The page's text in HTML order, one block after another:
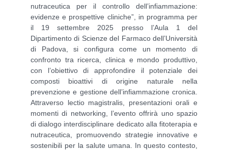
nutraceutica per il controllo dell’infiammazione:
evidenze e prospettive cliniche”, in programma per
il 19 settembre 2025 presso l’Aula 1 del
Dipartimento di Scienze del Farmaco dell’Università
di Padova, si configura come un momento di
confronto tra ricerca, clinica e mondo produttivo,
con l’obiettivo di approfondire il potenziale dei
composti bioattivi di origine naturale nella
prevenzione e gestione dell’infiammazione cronica.
Attraverso lectio magistralis, presentazioni orali e
momenti di networking, l’evento offrirà uno spazio
di dialogo interdisciplinare dedicato alla fitoterapia e
nutraceutica, promuovendo strategie innovative e
sostenibili per la salute umana. In questo contesto,